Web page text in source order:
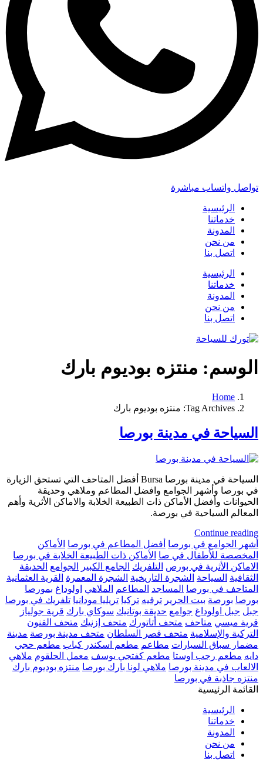
تواصل واتساب مباشرة
الرئيسية
خدماتنا
المدونة
من نحن
اتصل بنا
الرئيسية
خدماتنا
المدونة
من نحن
اتصل بنا
الوسم: منتزه بوديوم بارك
Home
Tag Archives: منتزه بوديوم بارك
السياحة في مدينة بورصا
السياحة في مدينة بورصا Bursa أفضل المتاحف التي تستحق الزيارة
في بورصا وأشهر الجوامع وافضل المطاعم وملاهي وحديقة
الحيوانات وأفضل الأماكن ذات الطبيعة الخلابة والاماكن الأثرية وأهم
المعالم السياحية في بورصة.
Continue reading
أشهر الجوامع في بورصا أفضل المطاعم في بورصا الأماكن
المخصصة للأطفال في صا الأماكن ذات الطبيعة الخلابة في بورصا
الاماكن الأثرية في بورص التلفريك الجامع الكبير الجوامع الحديقة
الثقافية السياحة الشجرة التاريخية الشجرة المعمرة القرية العثمانية
المتاحف في بورصا المساجد المطاعم الملاهي اولوداغ بمورصا
بورصا بورصة بيت الحرير ترفيه تركيا تريليا مودانيا تلفريك في بورصا
جبل جبل اولوداغ جوامع حديقة بوتانيك سوكاي بارك قرية جولياز
قرية ميسي متاحف متحف أتاتورك متحف إزنيك متحف الفنون
التركية والإسلامية متحف قصر السلطان متحف مدينة بورصة مدينة
مضمار سباق السيارات مطاعم مطعم اسكندر كباب مطعم حجي
دايه مطعم رجب اوستا مطعم كفتجي يوسف معمل الحلقوم ملاهي
الالعاب في مدينة بورصا ملاهي لونا بارك بورصا منتزه بوديوم بارك
منتزه جاذبة في بورصا
القائمة الرئيسية
الرئيسية
خدماتنا
المدونة
من نحن
اتصل بنا